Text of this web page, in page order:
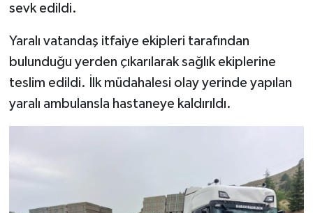
sevk edildi.
Yaralı vatandaş itfaiye ekipleri tarafından
bulunduğu yerden çıkarılarak sağlık ekiplerine
teslim edildi. İlk müdahalesi olay yerinde yapılan
yaralı ambulansla hastaneye kaldırıldı.